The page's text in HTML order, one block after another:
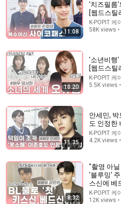
When Yeri & Hongseok visits
stan pentagon • 840K views
11:08
'치즈필름'
[웹드스틸
K-POPIT 케
58K views
10:20
'소년비행'
[웹드스틸
K-POPIT 케
5.5K views
11:35
안세민,
도 인정한
K-POPIT 케
4.2K views
8:32
"촬영 아
'블루밍'
스신에 베
드스틸러]
K-POPIT 케
12K views